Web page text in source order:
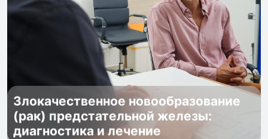
Злокачественное новообразование
(рак) предстательной железы:
диагностика и лечение